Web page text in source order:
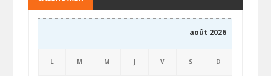
août 2026
L M M J V S D